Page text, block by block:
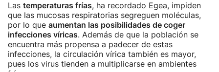
Las temperaturas frías, ha recordado Egea, impiden
que las mucosas respiratorias segreguen moléculas,
por lo que aumentan las posibilidades de coger
infecciones víricas. Además de que la población se
encuentra más propensa a padecer de estas
infecciones, la circulación vírica también es mayor,
pues los virus tienden a multiplicarse en ambientes